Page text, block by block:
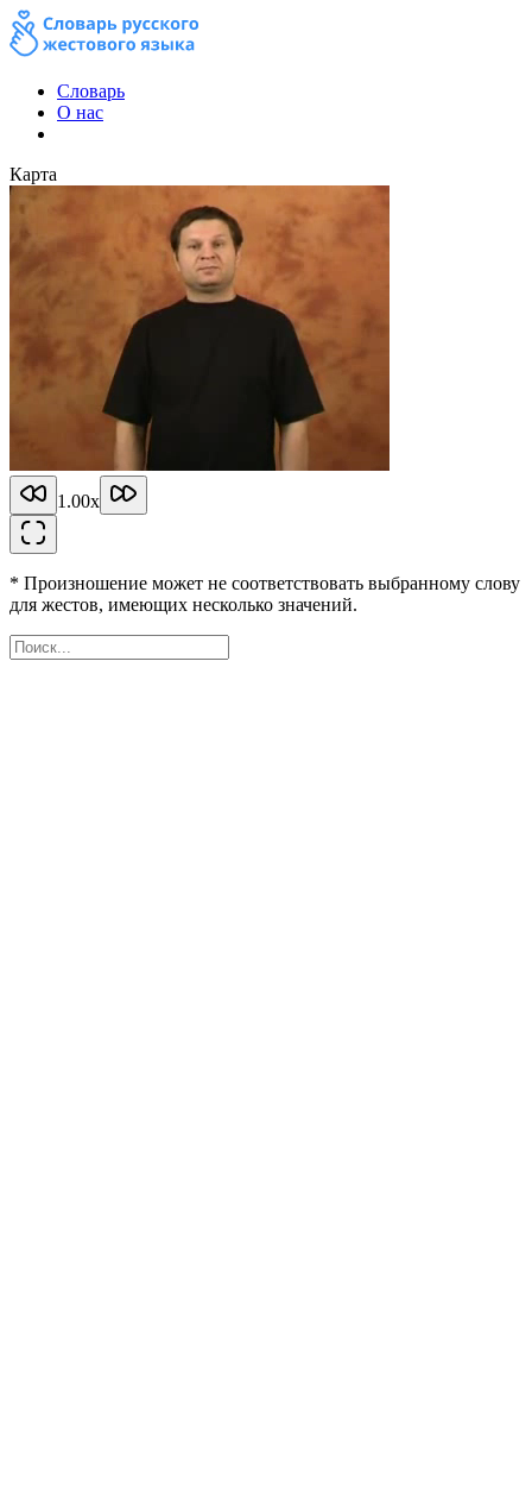
Словарь
О нас
Карта
1.00x
* Произношение может не соответствовать выбранному слову
для жестов, имеющих несколько значений.